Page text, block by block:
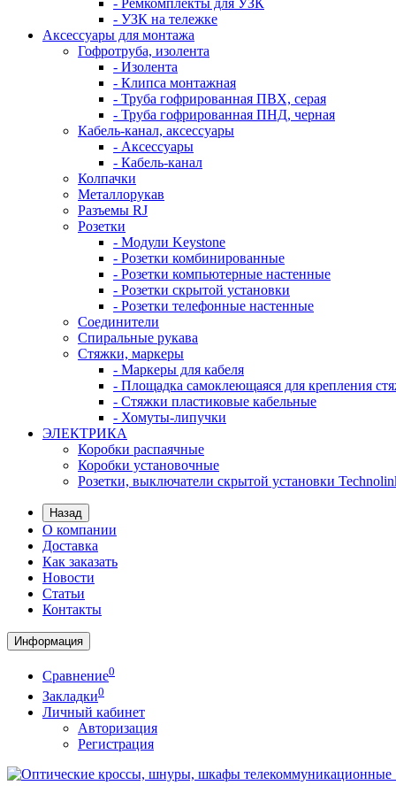
- Ремкомплекты для УЗК
- УЗК на тележке
Аксессуары для монтажа
Гофротруба, изолента
- Изолента
- Клипса монтажная
- Труба гофрированная ПВХ, серая
- Труба гофрированная ПНД, черная
Кабель-канал, аксессуары
- Аксессуары
- Кабель-канал
Колпачки
Металлорукав
Разъемы RJ
Розетки
- Модули Keystone
- Розетки комбинированные
- Розетки компьютерные настенные
- Розетки скрытой установки
- Розетки телефонные настенные
Соединители
Спиральные рукава
Стяжки, маркеры
- Маркеры для кабеля
- Площадка самоклеющаяся для крепления
- Стяжки пластиковые кабельные
- Хомуты-липучки
ЭЛЕКТРИКА
Коробки распаячные
Коробки установочные
Розетки, выключатели скрытой установки
Назад
О компании
Доставка
Как заказать
Новости
Статьи
Контакты
Информация
Сравнение0
Закладки0
Личный кабинет
Авторизация
Регистрация